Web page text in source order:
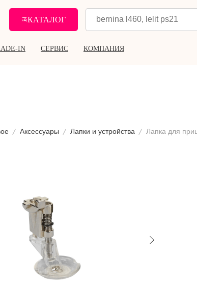
КАТАЛОГ
IN СЕРВИС КОМПАНИЯ
Аксессуары Лапки и устройства